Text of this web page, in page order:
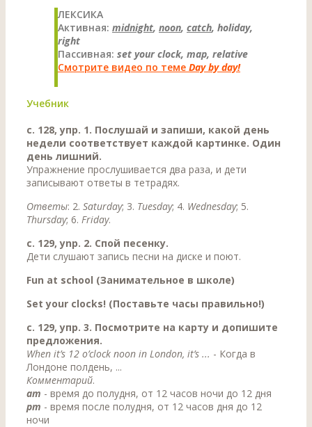
ЛЕКСИКА
Активная: midnight, noon, catch, holiday,
right
Пассивная: set your clock, map, relative
Смотрите видео по теме Day by day!
Учебник
с. 128, упр. 1. Послушай и запиши, какой день
недели соответствует каждой картинке. Один
день лишний.
Упражнение прослушивается два раза, и дети
записывают ответы в тетрадях.
Ответы: 2. Saturday; 3. Tuesday; 4. Wednesday; 5.
Thursday; 6. Friday.
c. 129, ynp. 2. Спой песенку.
Дети слушают запись песни на диске и поют.
Fun at school (Занимательное в школе)
Set your clocks! (Поставьте часы правильно!)
с. 129, упр. 3. Посмотрите на карту и допишите
предложения.
When it’s 12 o’clock noon in London, it’s ... - Когда в
Лондоне полдень, ...
Комментарий.
am - время до полудня, от 12 часов ночи до 12 дня
рm - время после полудня, от 12 часов дня до 12
ночи